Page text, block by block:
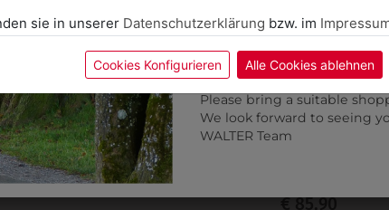
320028
RUNDGUMMI WEISS
€ 85,90
3200291
€ 85,90
sie in unserer Datenschutzerklärung bzw. im
Cookies Konfigurieren Alle Cookies ablehnen
correct school.
calendar icon.
Without an appointment,
Please bring a suitable
We look forward to seeing
WALTER Team